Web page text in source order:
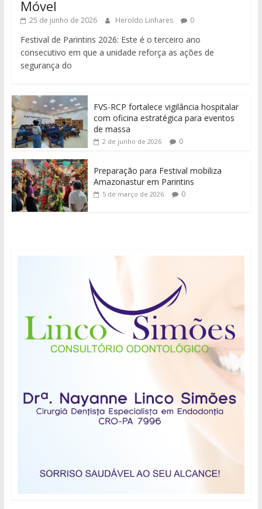
Móvel
25 de junho de 2026 Heroldo Linhares 0
Festival de Parintins 2026: Este é o terceiro ano
consecutivo em que a unidade reforça as ações de
segurança do
FVS-RCP fortalece vigilância hospitalar
com oficina estratégica para eventos
de massa
2 de junho de 2026 0
Preparação para Festival mobiliza
Amazonastur em Parintins
5 de março de 2026 0